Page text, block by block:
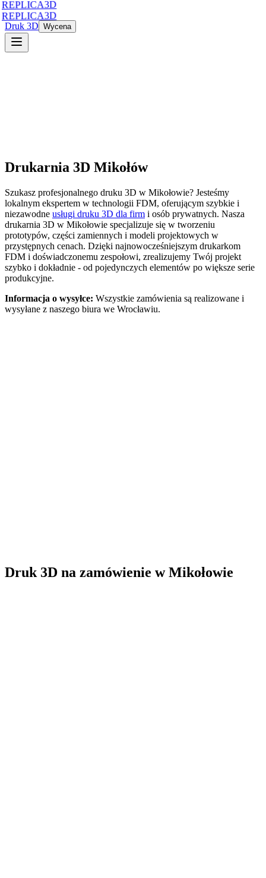
REPLICA3D
REPLICA3D
Druk 3D Wycena
Drukarnia 3D Mikołów
Szukasz profesjonalnego druku 3D w Mikołowie? Jesteśmy
lokalnym ekspertem w technologii FDM, oferującym szybkie i
niezawodne usługi druku 3D dla firm i osób prywatnych. Nasza
drukarnia 3D w Mikołowie specjalizuje się w tworzeniu
prototypów, części zamiennych i modeli projektowych w
przystępnych cenach. Dzięki najnowocześniejszym drukarkom
FDM i doświadczonemu zespołowi, zrealizujemy Twój projekt
szybko i dokładnie - od pojedynczych elementów po większe serie
produkcyjne.
Informacja o wysyłce: Wszystkie zamówienia są realizowane i
wysyłane z naszego biura we Wrocławiu.
Druk 3D na zamówienie w Mikołowie